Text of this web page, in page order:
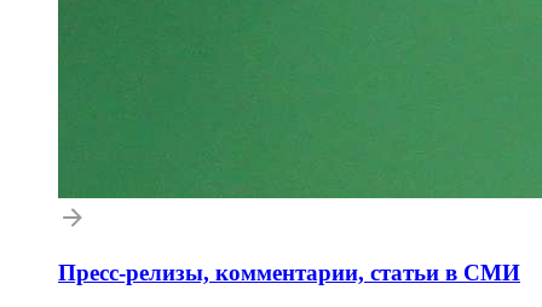
Пресс-релизы, комментарии, статьи в СМИ